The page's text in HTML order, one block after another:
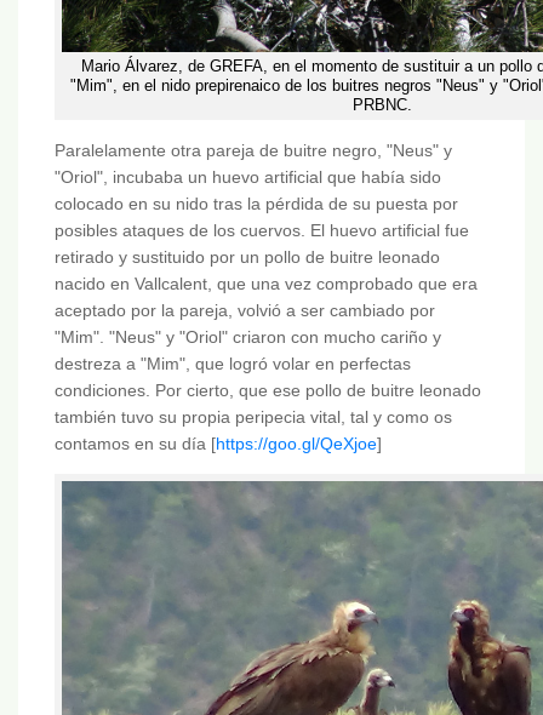
Mario Álvarez, de GREFA, en el momento de sustituir a un pollo
"Mim", en el nido prepirenaico de los buitres negros "Neus" y
PRBNC.
Paralelamente otra pareja de buitre negro, "Neus" y
"Oriol", incubaba un huevo artificial que había sido
colocado en su nido tras la pérdida de su puesta por
posibles ataques de los cuervos. El huevo artificial fue
retirado y sustituido por un pollo de buitre leonado
nacido en Vallcalent, que una vez comprobado que era
aceptado por la pareja, volvió a ser cambiado por
"Mim". "Neus" y "Oriol" criaron con mucho cariño y
destreza a "Mim", que logró volar en perfectas
condiciones. Por cierto, que ese pollo de buitre leonado
también tuvo su propia peripecia vital, tal y como os
contamos en su día [https://goo.gl/QeXjoe]